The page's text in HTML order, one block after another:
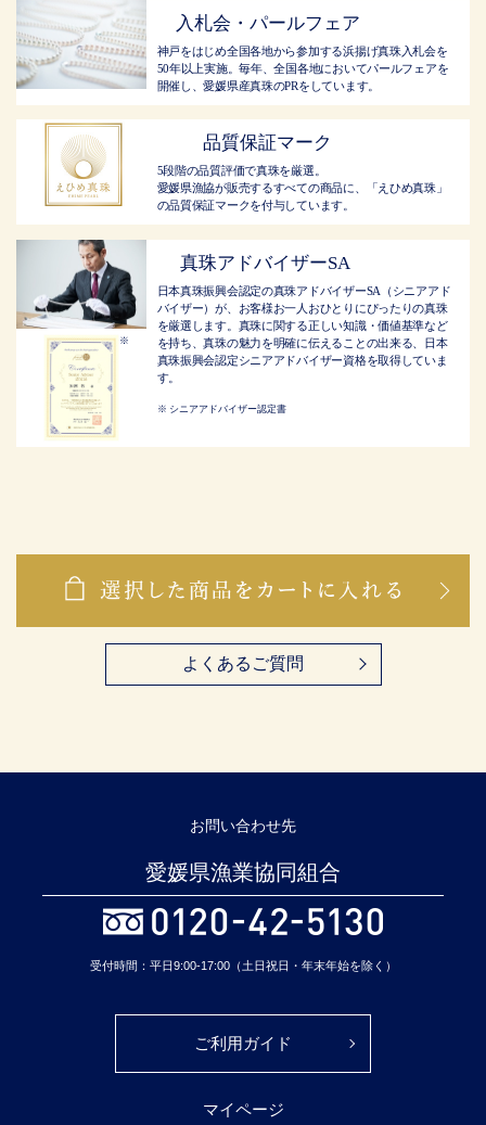
入札会・パールフェア
神戸をはじめ全国各地から参加する浜揚げ真珠入札会を
50年以上実施。毎年、全国各地においてパールフェアを
開催し、愛媛県産真珠のPRをしています。
品質保証マーク
5段階の品質評価で真珠を厳選。
愛媛県漁協が販売するすべての商品に、「えひめ真珠」
の品質保証マークを付与しています。
真珠アドバイザーSA
日本真珠振興会認定の真珠アドバイザーSA（シニアアド
バイザー）が、お客様お一人おひとりにぴったりの真珠
を厳選します。真珠に関する正しい知識・価値基準など
を持ち、真珠の魅力を明確に伝えることの出来る、日本
真珠振興会認定シニアアドバイザー資格を取得していま
す。
シニアアドバイザー認定書
よくあるご質問
お問い合わせ先
愛媛県漁業協同組合
受付時間：平日9:00-17:00（土日祝日・年末年始を除く）
ご利用ガイド
マイページ